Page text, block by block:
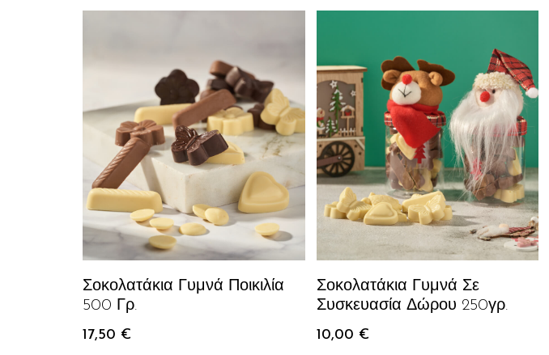
Σοκολατάκια Γυμνά Ποικιλία
500 Γρ.
17,50 €
Σοκολατάκια Γυμνά Σε
Συσκευασία Δώρου 250γρ.
10,00 €